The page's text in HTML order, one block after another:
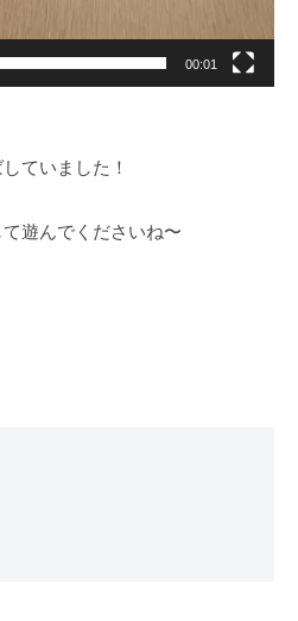
00:01
ていました！
遊んでくださいね〜